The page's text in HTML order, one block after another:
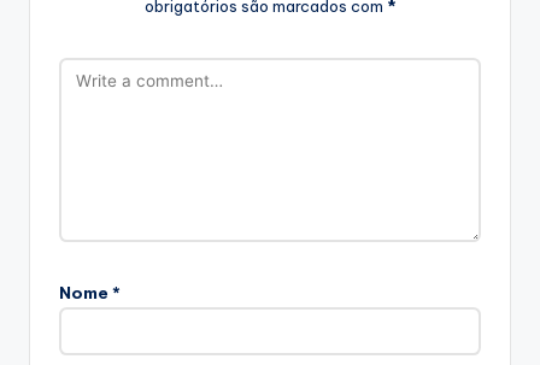
obrigatórios são marcados com *
Nome *